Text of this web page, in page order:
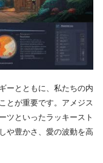
ーとともに、私たちの内
とが重要です。アメジス
ツといったラッキースト
や豊かさ、愛の波動を高